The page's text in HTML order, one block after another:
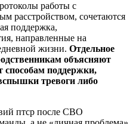
работы с
расстройством, сочетаются
поддержка,
направленные на
жизни. Отдельное
объясняют
способам поддержки,
тревоги либо
птср после СВО